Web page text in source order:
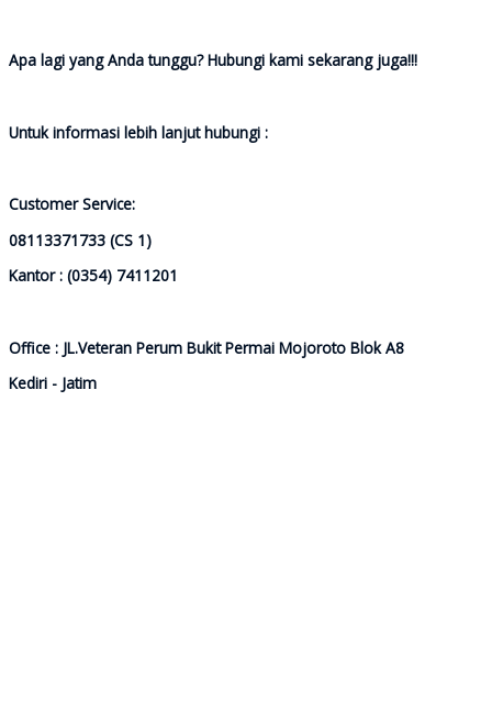
Apa lagi yang Anda tunggu? Hubungi kami sekarang juga!!!
Untuk informasi lebih lanjut hubungi :
Customer Service:
08113371733 (CS 1)
Kantor : (0354) 7411201
Office : JL.Veteran Perum Bukit Permai Mojoroto Blok A8
Kediri - Jatim